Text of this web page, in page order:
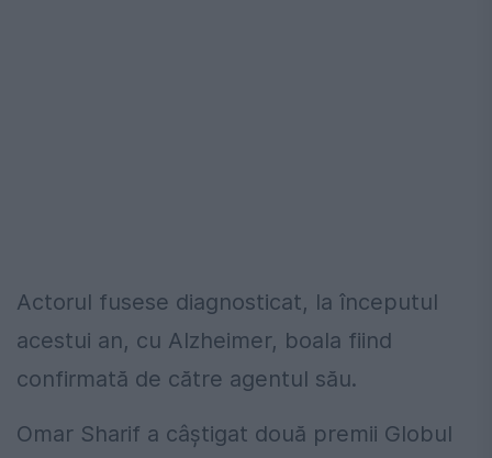
Actorul fusese diagnosticat, la începutul
acestui an, cu Alzheimer, boala fiind
confirmată de către agentul său.
Omar Sharif a câștigat două premii Globul